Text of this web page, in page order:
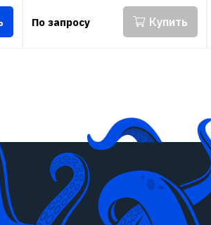
По запросу Купить